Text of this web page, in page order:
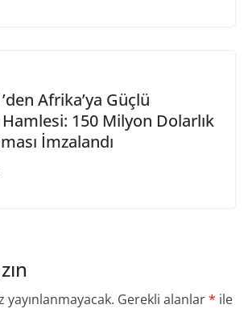
Afrika’ya Güçlü
150 Milyon Dolarlık
İmzalandı
yayınlanmayacak. Gerekli alanlar* ile